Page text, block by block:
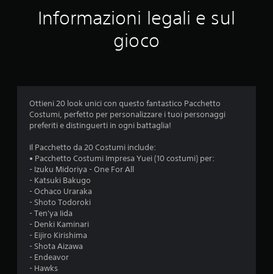
a
i
Informazioni legali e sul
gioco
Ottieni 20 look unici con questo fantastico Pacchetto
Costumi, perfetto per personalizzare i tuoi personaggi
preferiti e distinguerti in ogni battaglia!
Il Pacchetto da 20 Costumi include:
• Pacchetto Costumi Impresa Yuei (10 costumi) per:
- Izuku Midoriya - One For All
- Katsuki Bakugo
- Ochaco Uraraka
- Shoto Todoroki
- Ten'ya Iida
- Denki Kaminari
- Eijiro Kirishima
- Shota Aizawa
- Endeavor
- Hawks